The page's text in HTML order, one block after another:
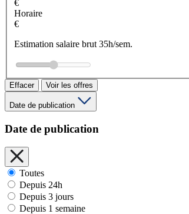
€
Horaire
€
Estimation salaire brut 35h/sem.
Effacer Voir les offres
Date de publication
Date de publication
Toutes
Depuis 24h
Depuis 3 jours
Depuis 1 semaine